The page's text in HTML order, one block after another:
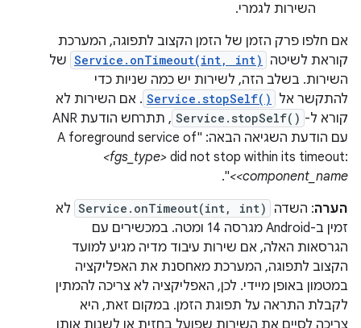
השירות לגמרי.
אם חלפו פרק הזמן של הזמן הקצוב לתפוגה, המערכת
קוראת לשיטה
Service.onTimeout(int, int) של
השירות. בשלב הזה, לשירות יש כמה שניות כדי
להתקשר אל
Service.stopSelf() . אם השירות לא
קורא ל- Service.stopSelf()
, תתרחש הודעת ANR
עם הודעת השגיאה הבאה: "A foreground service of
<fgs_type> did not stop within its timeout:
<component_name>
".
הערה: השדה Service.onTimeout(int, int) לא
זמין ב-Android מגרסה 14 ומטה. במכשירים עם
הגרסאות האלה, אם שירות עיבוד מדיה מגיע למועד
הקצוב לתפוגה, המערכת מאחסנת את האפליקציה
במטמון באופן מיידי. לכן, האפליקציה לא צריכה להמתין
לקבלת התראה על תפוגת הזמן. במקום זאת, היא
צריכה לסיים את השירות שפועל בחזית או לשנות אותו